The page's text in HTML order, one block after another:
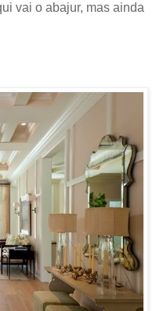
vai o abajur, mas ainda